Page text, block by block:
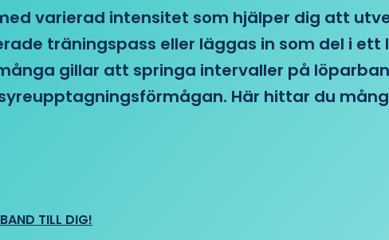
varierad intensitet som hjälper dig att
träningspass eller läggas in som del i
gillar att springa intervaller på
Här hittar du
TILL DIG!